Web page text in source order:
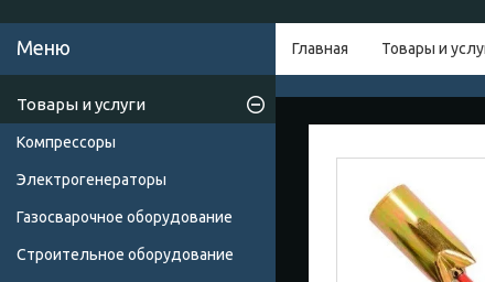
Главная Товары и
Товары и услуги
Компрессоры
Электрогенераторы
Газосварочное оборудование
Строительное оборудование